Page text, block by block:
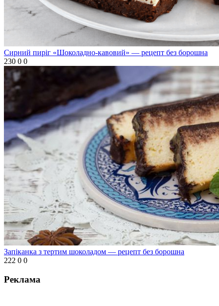
Сирний пиріг «Шоколадно-кавовий» — рецепт без борошна
230 0 0
Запіканка з тертим шоколадом — рецепт без борошна
222 0 0
Реклама